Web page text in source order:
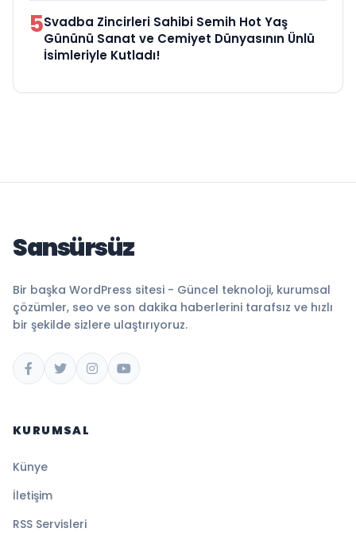
5Svadba Zincirleri Sahibi Semih Hot Yaş
Gününü Sanat ve Cemiyet Dünyasının Ünlü
İsimleriyle Kutladı!
Sansürsüz
Bir başka WordPress sitesi - Güncel teknoloji, kurumsal
çözümler, seo ve son dakika haberlerini tarafsız ve hızlı
bir şekilde sizlere ulaştırıyoruz.
KURUMSAL
Künye
İletişim
RSS Servisleri